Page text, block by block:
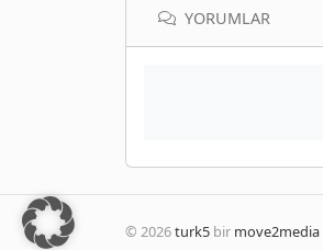
YORUMLAR
© 2026turk5 bir move2media